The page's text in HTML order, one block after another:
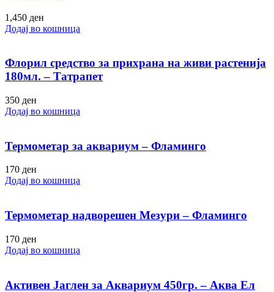
1,450 ден
Додај во кошница
Флорил средство за прихрана на живи растенија
180мл. – Татрапет
350 ден
Додај во кошница
Термометар за аквариум – Фламинго
170 ден
Додај во кошница
Термометар надворешен Мезури – Фламинго
170 ден
Додај во кошница
Активен Јаглен за Аквариум 450гр. – Аква Ел